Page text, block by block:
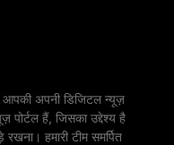
अपनी डिजिटल न्यूज़
पोर्टल हैं, जिसका उद्देश्य है
हमारी टीम समर्पित